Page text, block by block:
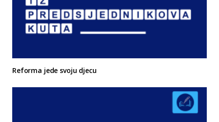
Reforma jede svoju djecu